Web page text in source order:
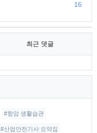
16
최근 댓글
#항암 생활습관
#산업안전기사 요약집